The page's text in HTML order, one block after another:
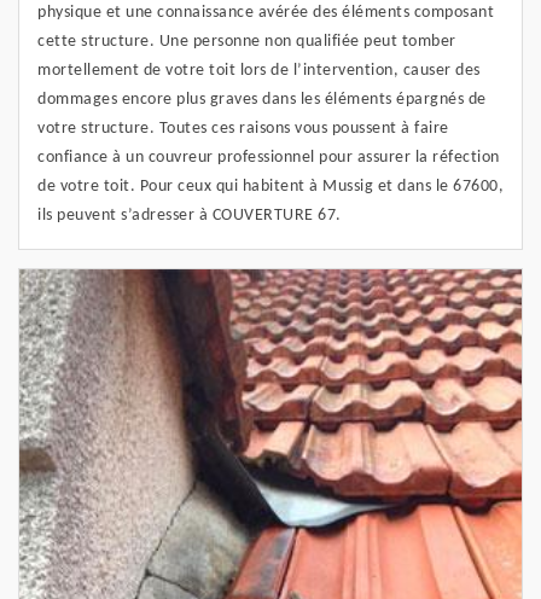
physique et une connaissance avérée des éléments composant
cette structure. Une personne non qualifiée peut tomber
mortellement de votre toit lors de l’intervention, causer des
dommages encore plus graves dans les éléments épargnés de
votre structure. Toutes ces raisons vous poussent à faire
confiance à un couvreur professionnel pour assurer la réfection
de votre toit. Pour ceux qui habitent à Mussig et dans le 67600,
ils peuvent s’adresser à COUVERTURE 67.